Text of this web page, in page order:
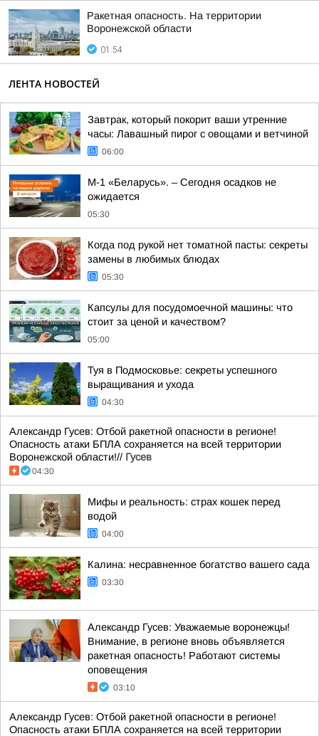
Ракетная опасность. На территории
Воронежской области
01:54
ЛЕНТА НОВОСТЕЙ
Завтрак, который покорит ваши утренние
часы: Лавашный пирог с овощами и ветчиной
06:00
М-1 «Беларусь». – Сегодня осадков не
ожидается
05:30
Когда под рукой нет томатной пасты: секреты
замены в любимых блюдах
05:30
Капсулы для посудомоечной машины: что
стоит за ценой и качеством?
05:00
Туя в Подмосковье: секреты успешного
выращивания и ухода
04:30
Александр Гусев: Отбой ракетной опасности в регионе!
Опасность атаки БПЛА сохраняется на всей территории
Воронежской области!// Гусев
04:30
Мифы и реальность: страх кошек перед
водой
04:00
Калина: несравненное богатство вашего сада
03:30
Александр Гусев: Уважаемые воронежцы!
Внимание, в регионе вновь объявляется
ракетная опасность! Работают системы
оповещения
03:10
Александр Гусев: Отбой ракетной опасности в регионе!
Опасность атаки БПЛА сохраняется на всей территории